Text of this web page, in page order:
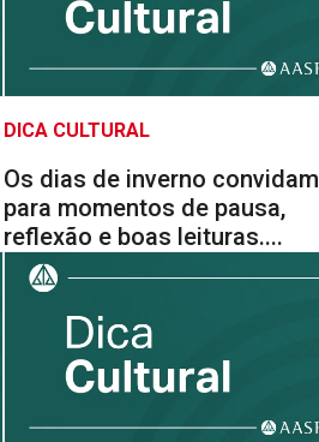
DICA CULTURAL
Os dias de inverno convidam
para momentos de pausa,
reflexão e boas leituras....